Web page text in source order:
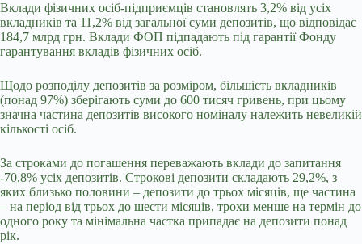
Вклади фізичних осіб-підприємців становлять 3,2% від усіх
вкладників та 11,2% від загальної суми депозитів, що відповідає
184,7 млрд грн. Вклади ФОП підпадають під гарантії Фонду
гарантування вкладів фізичних осіб.
Щодо розподілу депозитів за розміром, більшість вкладників
(понад 97%) зберігають суми до 600 тисяч гривень, при цьому
значна частина депозитів високого номіналу належить невеликій
кількості осіб.
За строками до погашення переважають вклади до запитання
-70,8% усіх депозитів. Строкові депозити складають 29,2%, з
яких близько половини – депозити до трьох місяців, ще частина
– на період від трьох до шести місяців, трохи менше на термін до
одного року та мінімальна частка припадає на депозити понад
рік.